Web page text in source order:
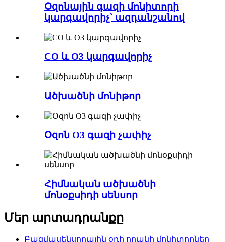
Օզոնային գազի մոնիտորի
կարգավորիչ՝ ազդանշանով
CO և O3 կարգավորիչ
Ածխածնի մոնիթոր
Օզոն O3 գազի չափիչ
Հիմնական ածխածնի
մոնօքսիդի սենսոր
Մեր արտադրանքը
Բազմասենսորային օդի որակի մոնիտորներ